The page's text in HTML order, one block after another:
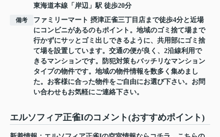
東海道本線 「 岸辺 」駅 徒歩20分
備考
ファミリーマート 摂津正雀三丁目店まで徒歩4分と近場
にコンビニがあるのもポイント。地域のゴミ捨て場まで
行かずにサッとゴミ出しできるように、共用部にゴミ捨
て場を設置しています。交通の便が良く、2沿線利用で
きるマンションです。防犯対策もバッチリなマンション
タイプの物件です。地域の物件情報を数多く集めまし
た。お客様に合った物件をご自由にお選び下さい。お問
い合わせもお気軽にご連絡下さい。
エルソフィア正雀Iのコメント(おすすめポイント)